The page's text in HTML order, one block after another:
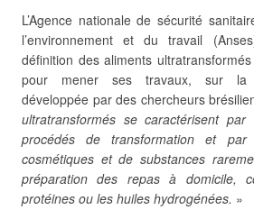
L’Agence nationale de sécurité
l’environnement et du travail
définition des aliments
pour mener ses travaux, sur la
développée par des chercheurs
ultratransformés se caractérisent
procédés de transformation et par
cosmétiques et de substances
préparation des repas à domicile,
protéines ou les huiles hydrogénées. »